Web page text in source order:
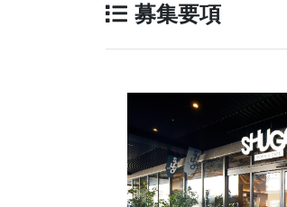
募集要項